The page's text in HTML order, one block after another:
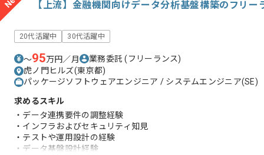
【上流】金融機関向けデータ分析基盤構築のフリー
20代活躍中 30代活躍中
〜95万円／月 業務委託(フリーランス)
虎ノ門ヒルズ(東京都)
パッケージソフトウェアエンジニア / システムエンジニア(SE)
求めるスキル
・データ連携要件の調整経験
・インフラおよびセキュリティ知見
・テストや運用設計の経験
・データ基盤設計経験